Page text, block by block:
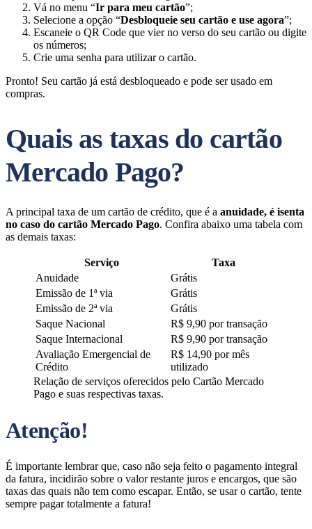
Vá no menu “Ir para meu cartão”;
Selecione a opção “Desbloqueie seu cartão e use agora”;
Escaneie o QR Code que vier no verso do seu cartão ou digite
os números;
Crie uma senha para utilizar o cartão.
Pronto! Seu cartão já está desbloqueado e pode ser usado em
compras.
Quais as taxas do cartão
Mercado Pago?
A principal taxa de um cartão de crédito, que é a anuidade, é isenta
no caso do cartão Mercado Pago. Confira abaixo uma tabela com
as demais taxas:
Serviço
Taxa
Anuidade
Grátis
Emissão de 1ª via
Grátis
Emissão de 2ª via
Grátis
Saque Nacional
R$ 9,90 por transação
Saque Internacional
R$ 9,90 por transação
Avaliação Emergencial de
Crédito
R$ 14,90 por mês
utilizado
Relação de serviços oferecidos pelo Cartão Mercado
Pago e suas respectivas taxas.
Atenção!
É importante lembrar que, caso não seja feito o pagamento integral
da fatura, incidirão sobre o valor restante juros e encargos, que são
taxas das quais não tem como escapar. Então, se usar o cartão, tente
sempre pagar totalmente a fatura!